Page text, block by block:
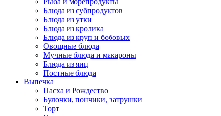
Рыба и морепродукты
Блюда из субпродуктов
Блюда из утки
Блюда из кролика
Блюда из круп и бобовых
Овощные блюда
Мучные блюда и макароны
Блюда из яиц
Постные блюда
Выпечка
Пасха и Рождество
Булочки, пончики, ватрушки
Торт